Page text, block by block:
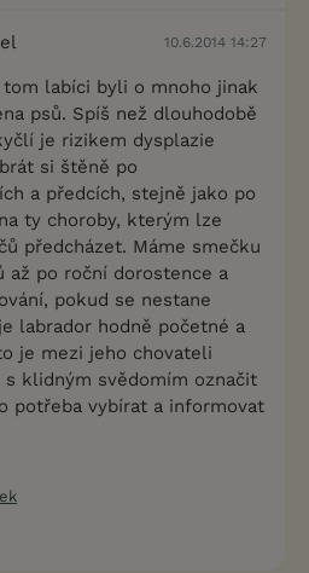
10.6.2014 14:27
labíci byli o mnoho jinak
psů. Spíš než dlouhodobě
je rizikem dysplazie
si štěně po
a předcích, stejně jako po
ty choroby, kterým lze
předcházet. Máme smečku
až po roční dorostence a
pokud se nestane
labrador hodně početné a
je mezi jeho chovateli
klidným svědomím označit
potřeba vybírat a informovat